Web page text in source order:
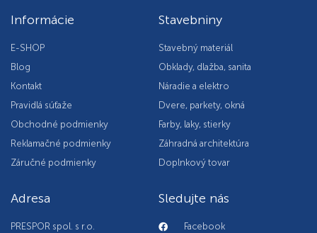
Informácie
E-SHOP
Blog
Kontakt
Pravidlá súťaže
Obchodné podmienky
Reklamačné podmienky
Záručné podmienky
Stavebniny
Stavebný materiál
Obklady, dlažba, sanita
Náradie a elektro
Dvere, parkety, okná
Farby, laky, stierky
Záhradná architektúra
Doplnkový tovar
Adresa
PRESPOR spol. s r.o.
Sledujte nás
Facebook